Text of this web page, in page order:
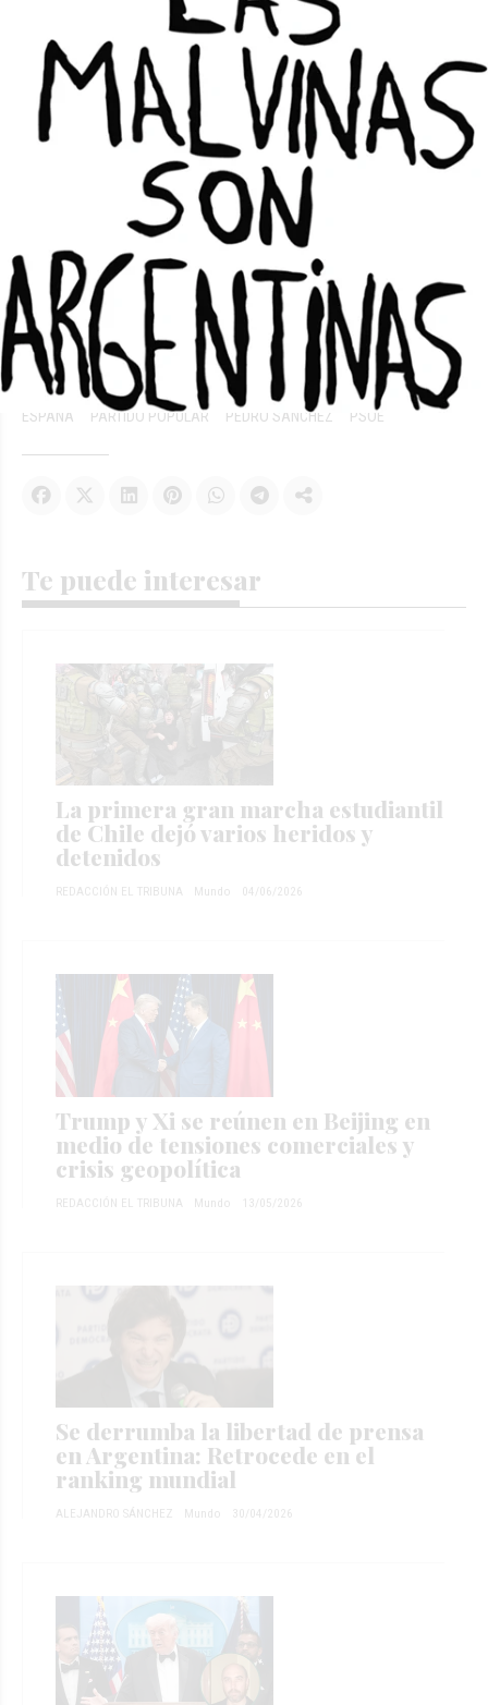
Entre ellas figuran ayudas al combustible,
reducción del IVA a la electricidad o un alza de
las pensiones.
"Desde que empezaron a subir los precios en
septiembre del año pasado, España debió
movilizar cerca de 30.000 millones de euros
para apoyar a empresas y sus consumidores,
es decir, un 2,3% del Producto Interior Bruto",
afirmó Sánchez.
Fuente:Télam / Euro Press
ESPAÑA PARTIDO POPULAR PEDRO SÁNCHEZ PSOE
Te puede interesar
La primera gran marcha estudiantil
de Chile dejó varios heridos y
detenidos
REDACCIÓN EL TRIBUNA Mundo 04/06/2026
Trump y Xi se reúnen en Beijing en
medio de tensiones comerciales y
crisis geopolítica
REDACCIÓN EL TRIBUNA Mundo 13/05/2026
Se derrumba la libertad de prensa
en Argentina: Retrocede en el
ranking mundial
ALEJANDRO SÁNCHEZ Mundo 30/04/2026